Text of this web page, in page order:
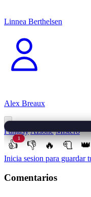
Linnea Berthelsen
Alex Breaux
FantasyAzione Mistero
👍
1
👎 🔥 🧻 👑
Inicia sesion para guardar
Comentarios